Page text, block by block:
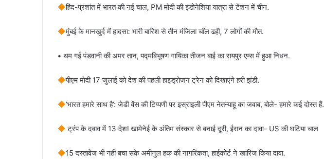
हिंद-प्रशांत में भारत की नई चाल, PM मोदी की इंडोनेशिया यात्रा से टेंशन में चीन.
मुंबई के मानखुर्द में हादसा: भारी बारिश से तीन मंजिला चॉल ढही, 7 लोगों की मौत.
• थम गई पंडवानी की अमर तान, पद्मबिभूषण गायिका तीजन बाई का रायपुर एम्स में हुआ निधन.
​पीएम मोदी 17 जुलाई को देश की पहली हाइड्रोजन ट्रेन को दिखाएंगे हरी झंडी.
​’भारत हमारे साथ है’: जेडी वेंस की टिप्पणी पर इस्राइली पीएम नेतन्याहू का जवाब, बोले- हमारे कई दोस्त हैं.
​​ ट्रंप के दबाव में 13 देश! खामेनेई के अंतिम संस्कार से बनाई दूरी, ईरान का दावा- US की घटिया चाल
​15 दस्तावेज भी नहीं बचा सके अमीनुल हक की नागरिकता, हाईकोर्ट ने खारिज किया दावा.